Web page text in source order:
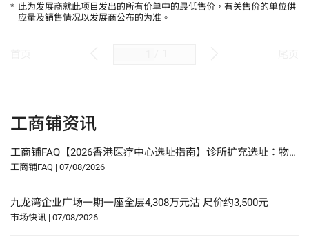
* 此为发展商就此项目发出的所有价单中的最低售价，有关售价的单位供
应量及销售情况以发展商公布的为准。
工商铺资讯
工商铺FAQ【2026香港医疗中心选址指南】诊所扩充选址：物业要求、人流分析与合规要点
工商铺FAQ | 07/08/2026
九龙湾企业广场一期一座全层4,308万元沽 尺价约3,500元
市场快讯 | 07/08/2026